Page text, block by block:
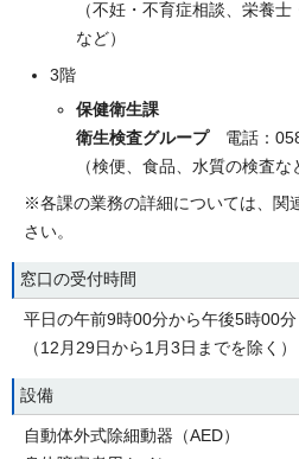
（不妊・不育症相談、栄養
など）
3階
保健衛生課
衛生検査グループ 電話：
（検便、食品、水質の検査な
※各課の業務の詳細については、関
さい。
窓口の受付時間
平日の午前9時00分から午後5時00分
（12月29日から1月3日までを除く）
設備
自動体外式除細動器（AED）